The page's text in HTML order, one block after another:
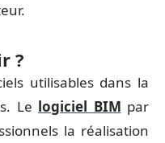
?
utilisables dans la
Le logiciel BIM par
la réalisation